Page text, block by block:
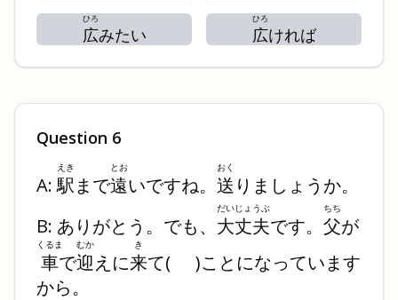
広
ひろ
みたい 広
ひろ
ければ
Question 6
A:駅
えき
まで遠
とお
いですね。 送
おく
りましょうか。
B: ありがとう。でも、 大丈夫
だいじょうぶ
です。 父
ちち
が
車
くるま
で迎
むか
えに来
き
て( )ことになっています
から。